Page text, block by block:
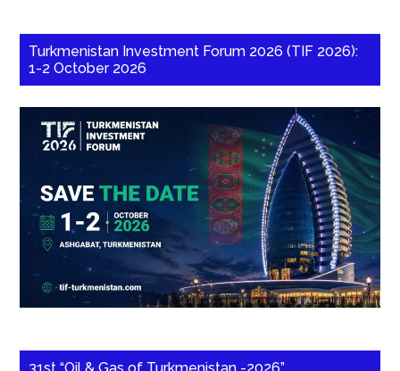
Turkmenistan Investment Forum 2026 (TIF 2026):
1-2 October 2026